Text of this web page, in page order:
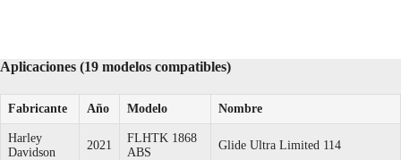
Aplicaciones (19 modelos compatibles)
Fabricante Año Modelo Nombre
Harley
Davidson
2021
FLHTK 1868
ABS
Glide Ultra Limited 114